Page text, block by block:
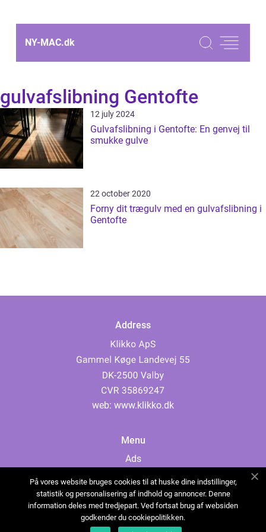
NY-MAC.dk
gulvafslibning Gentofte
12 july 2024
Gulvafslibning i Gentofte: En genvej til
smukke gulve
22 october 2020
Forny dit trægulv med en gulvafslibning i
Gentofte
Address
web: www.klikko.dk
Menu
Ads
Cookies
Contact
Sitemap
På vores website bruges cookies til at huske dine indstillinger,
statistik og personalisering af indhold og annoncer. Denne
information deles med tredjepart. Ved fortsat brug af websiden
godkender du cookiepolitikken.